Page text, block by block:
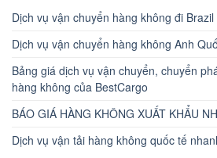
Dịch vụ vận chuyển hàng không đi
Dịch vụ vận chuyển hàng không Anh
Bảng giá dịch vụ vận chuyển, chuyển
hàng không của BestCargo
BÁO GIÁ HÀNG KHÔNG XUẤT KHẨU
Dịch vụ vận tải hàng không quốc tế